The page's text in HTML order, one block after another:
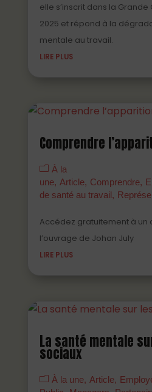
elle s’inscrit dans la
2025 et répond à la
mentale au travail.
LIRE PLUS
Comprendre
À la
une
Article Comprendre
de santé au travail
Accédez gratuitement à un
l’ouvrage de Johan July
LIRE PLUS
La santé mentale
sociaux
À la une Article